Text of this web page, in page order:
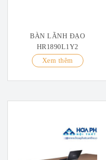
BÀN LÃNH ĐẠO
HR1890L1Y2
Xem thêm